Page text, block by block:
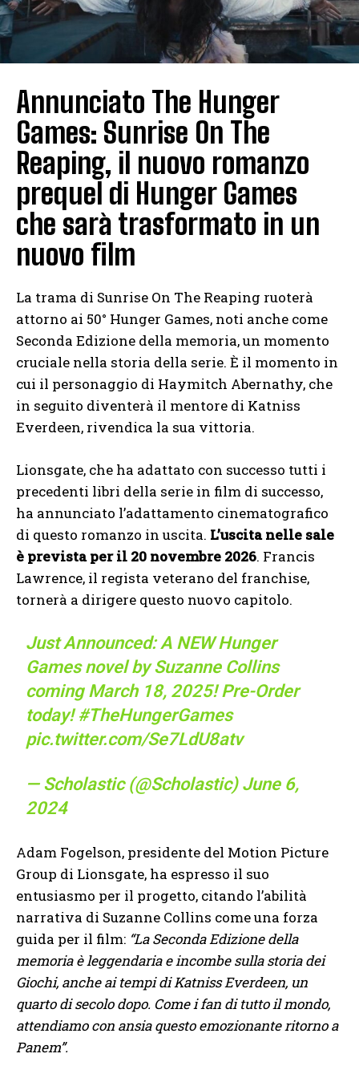
Annunciato The Hunger
Games: Sunrise On The
Reaping, il nuovo romanzo
prequel di Hunger Games
che sarà trasformato in un
nuovo film
La trama di Sunrise On The Reaping ruoterà
attorno ai 50° Hunger Games, noti anche come
Seconda Edizione della memoria, un momento
cruciale nella storia della serie. È il momento in
cui il personaggio di Haymitch Abernathy, che
in seguito diventerà il mentore di Katniss
Everdeen, rivendica la sua vittoria.
Lionsgate, che ha adattato con successo tutti i
precedenti libri della serie in film di successo,
ha annunciato l’adattamento cinematografico
di questo romanzo in uscita. L’uscita nelle sale
è prevista per il 20 novembre 2026. Francis
Lawrence, il regista veterano del franchise,
tornerà a dirigere questo nuovo capitolo.
Just Announced: A NEW Hunger
Games novel by Suzanne Collins
coming March 18, 2025! Pre-Order
today!#TheHungerGames
pic.twitter.com/Se7LdU8atv
— Scholastic (@Scholastic) June 6,
2024
Adam Fogelson, presidente del Motion Picture
Group di Lionsgate, ha espresso il suo
entusiasmo per il progetto, citando l’abilità
narrativa di Suzanne Collins come una forza
guida per il film: “La Seconda Edizione della
memoria è leggendaria e incombe sulla storia dei
Giochi, anche ai tempi di Katniss Everdeen, un
quarto di secolo dopo. Come i fan di tutto il mondo,
attendiamo con ansia questo emozionante ritorno a
Panem”.